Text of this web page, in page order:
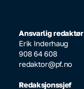
Ansvarlig redaktør
Erik Inderhaug
908 64 608
redaktor@pf.no
Redaksjonssjef